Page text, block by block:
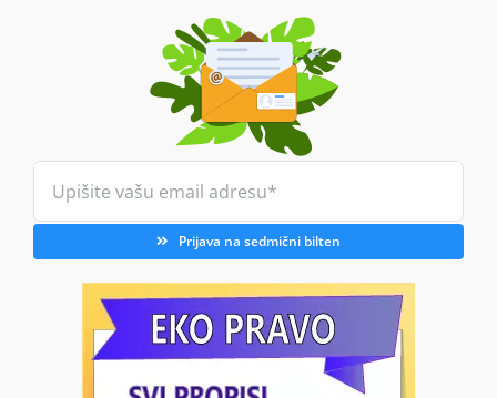
Prijava na sedmični bilten